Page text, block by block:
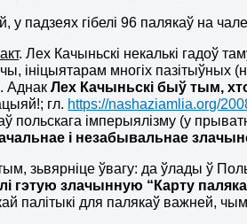
у падзеях гібелі 96 палякаў на
. Лех Качыньскі некалькі гадоў
ініцыятарам многіх пазітыўных
АднакЛех Качыньскі быў тым,
гл. https://nashaziamlia.org/
польскага імперыялізму (у
і незабывальнае
зьвярніце ўвагу: да ўлады ў
гэтую злачынную “Карту
палітыкі для палякаў важней,